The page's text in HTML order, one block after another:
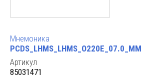
Мнемоника
PCDS_LHMS_LHMS_O220E_07.0_MM
Артикул
85031471